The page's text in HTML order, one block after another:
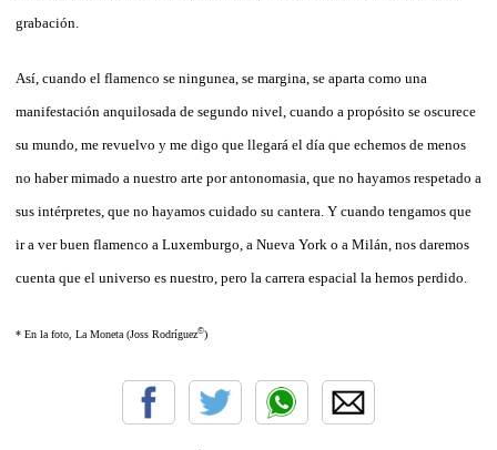
grabación.
Así, cuando el flamenco se ningunea, se margina, se aparta como una
manifestación anquilosada de segundo nivel, cuando a propósito se oscurece
su mundo, me revuelvo y me digo que llegará el día que echemos de menos
no haber mimado a nuestro arte por antonomasia, que no hayamos respetado a
sus intérpretes, que no hayamos cuidado su cantera. Y cuando tengamos que
ir a ver buen flamenco a Luxemburgo, a Nueva York o a Milán, nos daremos
cuenta que el universo es nuestro, pero la carrera espacial la hemos perdido.
* En la foto, La Moneta (Joss Rodríguez©)